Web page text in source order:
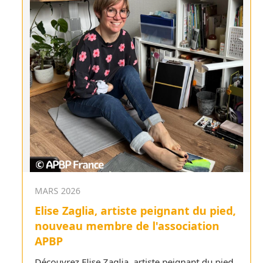
MARS 2026
Elise Zaglia, artiste peignant du pied,
nouveau membre de l'association
APBP